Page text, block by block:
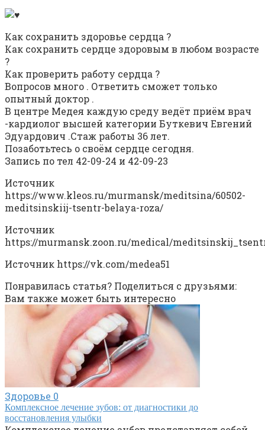
Как сохранить здоровье сердца ?
Как сохранить сердце здоровым в любом возрасте
?
Как проверить работу сердца ?
Вопросов много . Ответить сможет только
опытный доктор .
В центре Медея каждую среду ведёт приём врач
-кардиолог высшей категории Буткевич Евгений
Эдуардович .Стаж работы 36 лет.
Позаботьтесь о своём сердце сегодня.
Запись по тел 42-09-24 и 42-09-23
Источник
https://www.kleos.ru/murmansk/meditsina/60502-
meditsinskiij-tsentr-belaya-roza/
Источник
https://murmansk.zoon.ru/medical/
Источник https://vk.com/medea51
Понравилась статья? Поделиться с друзьями:
Вам также может быть интересно
Здоровье 0
Комплексное лечение зубов: от диагностики до
восстановления улыбки